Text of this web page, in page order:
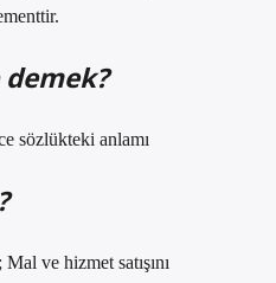
sözlükteki anlamı
ve hizmet satışını